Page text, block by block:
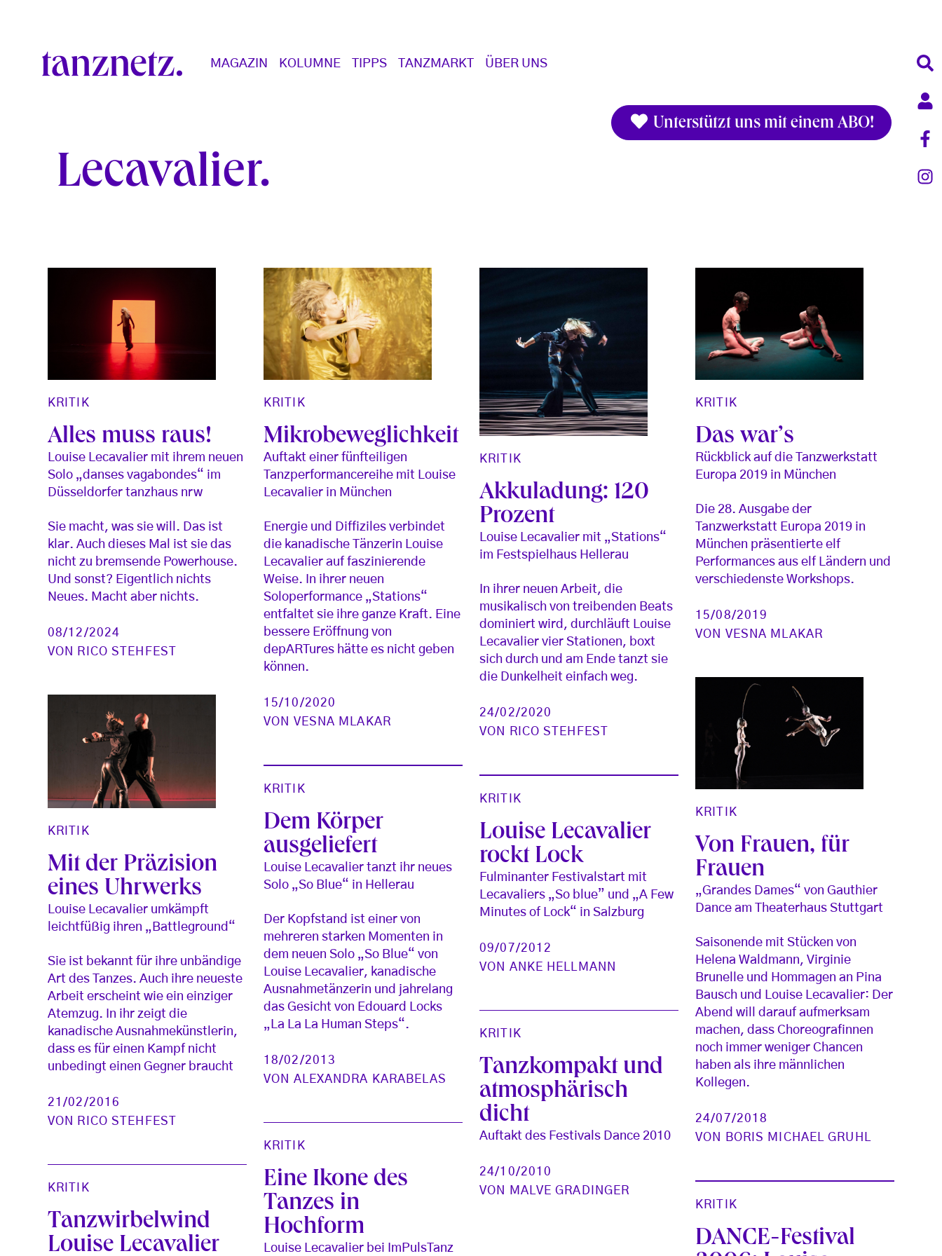
Main navigation
MAGAZIN KOLUMNE TIPPS TANZMARKT ÜBER UNS
Unterstützt uns mit einem ABO!
Lecavalier
KRITIK
Alles muss raus!
Louise Lecavalier mit ihrem neuen
Solo „danses vagabondes“ im
Düsseldorfer tanzhaus nrw
Sie macht, was sie will. Das ist
klar. Auch dieses Mal ist sie das
nicht zu bremsende Powerhouse.
Und sonst? Eigentlich nichts
Neues. Macht aber nichts.
08/12/2024
VON
RICO STEHFEST
KRITIK
Mikrobeweglichkeit
Auftakt einer fünfteiligen
Tanzperformancereihe mit Louise
Lecavalier in München
Energie und Diffiziles verbindet
die kanadische Tänzerin Louise
Lecavalier auf faszinierende
Weise. In ihrer neuen
Soloperformance „Stations“
entfaltet sie ihre ganze Kraft. Eine
bessere Eröffnung von
depARTures hätte es nicht geben
können.
15/10/2020
VON VESNA MLAKAR
KRITIK
Akkuladung: 120
Prozent
Louise Lecavalier mit „Stations“
im Festspielhaus Hellerau
In ihrer neuen Arbeit, die
musikalisch von treibenden Beats
dominiert wird, durchläuft Louise
Lecavalier vier Stationen, boxt
sich durch und am Ende tanzt sie
die Dunkelheit einfach weg.
24/02/2020
VON
RICO STEHFEST
KRITIK
Das war’s
Rückblick auf die Tanzwerkstatt
Europa 2019 in München
Die 28. Ausgabe der
Tanzwerkstatt Europa 2019 in
München präsentierte elf
Performances aus elf Ländern und
verschiedenste Workshops.
15/08/2019
VON VESNA MLAKAR
KRITIK
Von Frauen, für
Frauen
„Grandes Dames“ von Gauthier
Dance am Theaterhaus Stuttgart
Saisonende mit Stücken von
Helena Waldmann, Virginie
Brunelle und Hommagen an Pina
Bausch und Louise Lecavalier: Der
Abend will darauf aufmerksam
machen, dass Choreografinnen
noch immer weniger Chancen
haben als ihre männlichen
Kollegen.
24/07/2018
VON
BORIS MICHAEL GRUHL
KRITIK
Mit der Präzision
eines Uhrwerks
Louise Lecavalier umkämpft
leichtfüßig ihren „Battleground“
Sie ist bekannt für ihre unbändige
Art des Tanzes. Auch ihre neueste
Arbeit erscheint wie ein einziger
Atemzug. In ihr zeigt die
kanadische Ausnahmekünstlerin,
dass es für einen Kampf nicht
unbedingt einen Gegner braucht
21/02/2016
VON
RICO STEHFEST
KRITIK
Dem Körper
ausgeliefert
Louise Lecavalier tanzt ihr neues
Solo „So Blue“ in Hellerau
Der Kopfstand ist einer von
mehreren starken Momenten in
dem neuen Solo „So Blue“ von
Louise Lecavalier, kanadische
Ausnahmetänzerin und jahrelang
das Gesicht von Edouard Locks
„La La La Human Steps“.
18/02/2013
VON ALEXANDRA KARABELAS
KRITIK
Louise Lecavalier
rockt Lock
Fulminanter Festivalstart mit
Lecavaliers „So blue” und „A Few
Minutes of Lock“ in Salzburg
09/07/2012
VON ANKE HELLMANN
KRITIK
Tanzkompakt und
atmosphärisch
dicht
Auftakt des Festivals Dance 2010
24/10/2010
VON
MALVE GRADINGER
KRITIK
Eine Ikone des
Tanzes in
Hochform
Louise Lecavalier bei ImPulsTanz
KRITIK
Tanzwirbelwind
Louise Lecavalier
KRITIK
DANCE-Festival